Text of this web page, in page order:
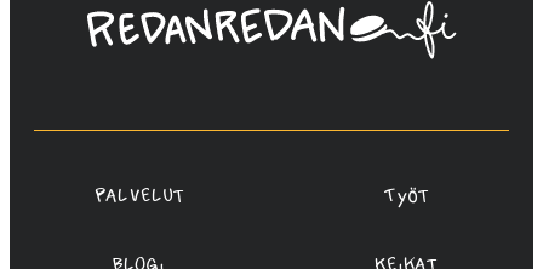
Linda
Saukko-
Oy
Palvelut Työt